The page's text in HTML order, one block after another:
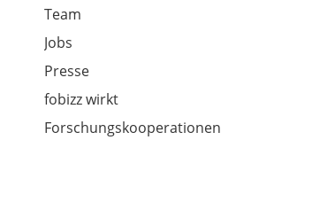
Team
Jobs
Presse
fobizz wirkt
Forschungskooperationen